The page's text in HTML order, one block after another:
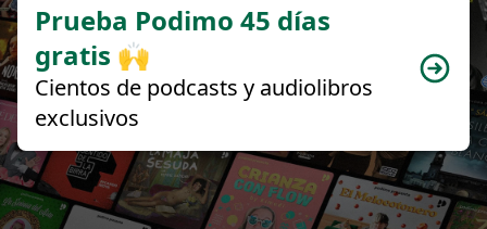
Prueba Podimo 45 días
gratis 🙌
Cientos de podcasts y audiolibros
exclusivos